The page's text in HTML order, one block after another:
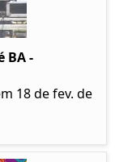
BA -
18 de fev. de